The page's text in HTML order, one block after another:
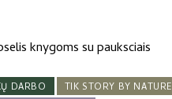
DARBO
TIK STORY BY NATURE